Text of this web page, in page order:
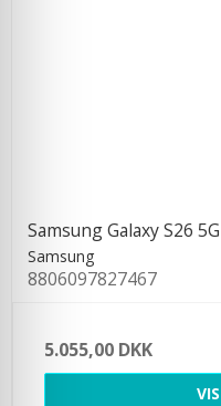
Samsung Galaxy S26
Samsung
8806097827467
5.055,00 DKK